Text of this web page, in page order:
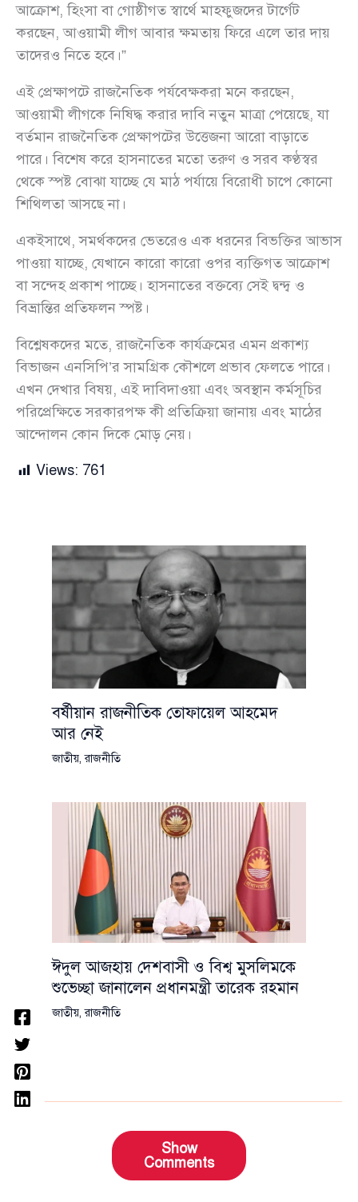
আক্রোশ, হিংসা বা গোষ্ঠীগত স্বার্থে মাহফুজদের টার্গেট
করছেন, আওয়ামী লীগ আবার ক্ষমতায় ফিরে এলে তার দায়
তাদেরও নিতে হবে।”
এই প্রেক্ষাপটে রাজনৈতিক পর্যবেক্ষকরা মনে করছেন,
আওয়ামী লীগকে নিষিদ্ধ করার দাবি নতুন মাত্রা পেয়েছে, যা
বর্তমান রাজনৈতিক প্রেক্ষাপটের উত্তেজনা আরো বাড়াতে
পারে। বিশেষ করে হাসনাতের মতো তরুণ ও সরব কণ্ঠস্বর
থেকে স্পষ্ট বোঝা যাচ্ছে যে মাঠ পর্যায়ে বিরোধী চাপে কোনো
শিথিলতা আসছে না।
একইসাথে, সমর্থকদের ভেতরেও এক ধরনের বিভক্তির আভাস
পাওয়া যাচ্ছে, যেখানে কারো কারো ওপর ব্যক্তিগত আক্রোশ
বা সন্দেহ প্রকাশ পাচ্ছে। হাসনাতের বক্তব্যে সেই দ্বন্দ্ব ও
বিভ্রান্তির প্রতিফলন স্পষ্ট।
বিশ্লেষকদের মতে, রাজনৈতিক কার্যক্রমের এমন প্রকাশ্য
বিভাজন এনসিপি’র সামগ্রিক কৌশলে প্রভাব ফেলতে পারে।
এখন দেখার বিষয়, এই দাবিদাওয়া এবং অবস্থান কর্মসূচির
পরিপ্রেক্ষিতে সরকারপক্ষ কী প্রতিক্রিয়া জানায় এবং মাঠের
আন্দোলন কোন দিকে মোড় নেয়।
Views: 761
বর্ষীয়ান রাজনীতিক তোফায়েল আহমেদ
আর নেই
জাতীয়,রাজনীতি
ঈদুল আজহায় দেশবাসী ও বিশ্ব মুসলিমকে
শুভেচ্ছা জানালেন প্রধানমন্ত্রী তারেক রহমান
জাতীয়,রাজনীতি
Show
Comments